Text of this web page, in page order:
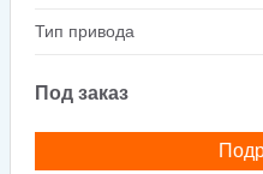
Тип привода
Под заказ